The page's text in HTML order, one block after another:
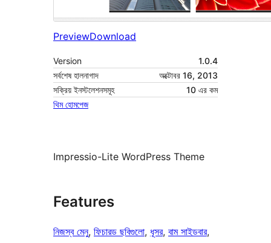
PreviewDownload
Version
1.0.4
সর্বশেষ হালনাগাদ
অক্টোবর 16, 2013
সক্রিয় ইনস্টলেশনসমূহ
10 এর কম
থিম হোমপেজ
Impressio-Lite WordPress Theme
Features
নিজস্ব মেনু, ফিচারড ছবিগুলো, ধূসর, বাম সাইডবার